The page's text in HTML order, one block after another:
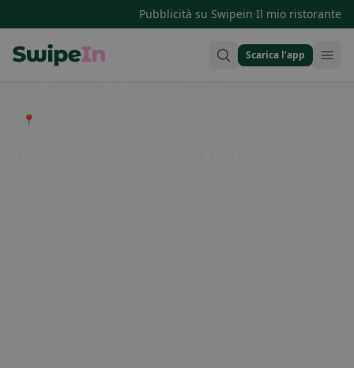
Pubblicità su Swipein·Il mio ristorante
Scarica l’app
📍 Entdecke Restaurants, Bars & Cafés